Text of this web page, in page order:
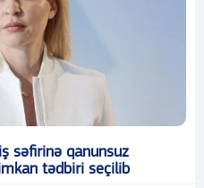
səfirinə qanunsuz
tədbiri seçilib